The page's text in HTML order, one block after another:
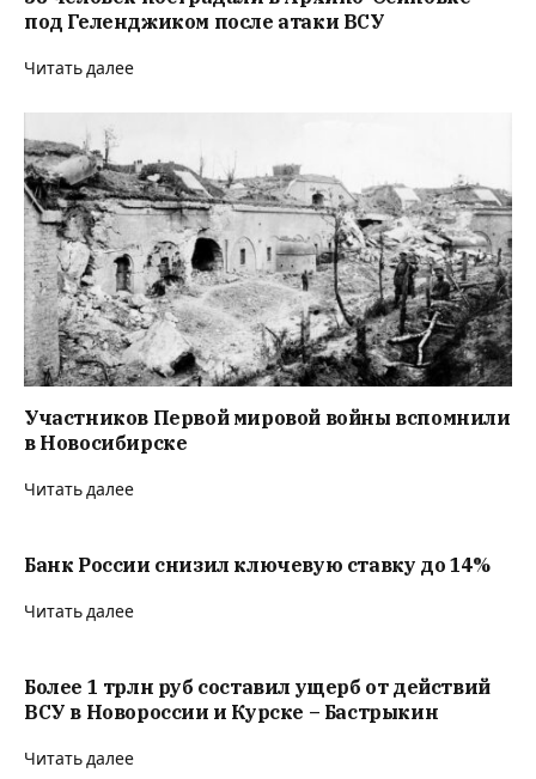
под Геленджиком после атаки ВСУ
Читать далее
Участников Первой мировой войны вспомнили
в Новосибирске
Читать далее
Банк России снизил ключевую ставку до 14%
Читать далее
Более 1 трлн руб составил ущерб от действий
ВСУ в Новороссии и Курске – Бастрыкин
Читать далее